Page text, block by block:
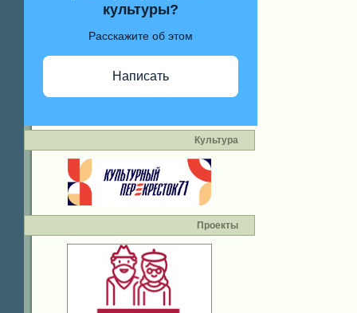
культуры?
Расскажите об этом
Написать
Культура
Проекты